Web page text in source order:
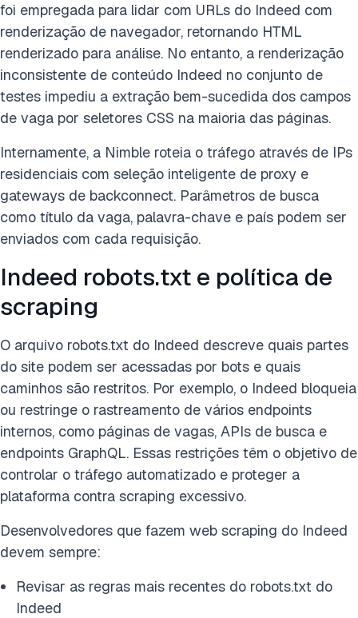
foi empregada para lidar com URLs do Indeed com
renderização de navegador, retornando HTML
renderizado para análise. No entanto, a renderização
inconsistente de conteúdo Indeed no conjunto de
testes impediu a extração bem-sucedida dos campos
de vaga por seletores CSS na maioria das páginas.
Internamente, a Nimble roteia o tráfego através de IPs
residenciais com seleção inteligente de proxy e
gateways de backconnect. Parâmetros de busca
como título da vaga, palavra-chave e país podem ser
enviados com cada requisição.
Indeed robots.txt e política de
scraping
O arquivo robots.txt do Indeed descreve quais partes
do site podem ser acessadas por bots e quais
caminhos são restritos. Por exemplo, o Indeed bloqueia
ou restringe o rastreamento de vários endpoints
internos, como páginas de vagas, APIs de busca e
endpoints GraphQL. Essas restrições têm o objetivo de
controlar o tráfego automatizado e proteger a
plataforma contra scraping excessivo.
Desenvolvedores que fazem web scraping do Indeed
devem sempre:
Revisar as regras mais recentes do robots.txt do
Indeed